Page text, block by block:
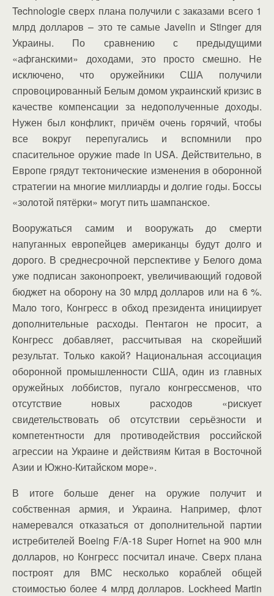
Technologie сверх плана получили с заказами всего 1
млрд долларов – это те самые Javelin и Stinger для
Украины. По сравнению с предыдущими
«афганскими» доходами, это просто смешно. Не
исключено, что оружейники США получили
спровоцированный Белым домом украинский кризис в
качестве компенсации за недополученные доходы.
Нужен был конфликт, причём очень горячий, чтобы
все вокруг перепугались и вспомнили про
спасительное оружие made in USA. Действительно, в
Европе грядут тектонические изменения в оборонной
стратегии на многие миллиарды и долгие годы. Боссы
«золотой пятёрки» могут пить шампанское.
Вооружаться самим и вооружать до смерти
напуганных европейцев американцы будут долго и
дорого. В среднесрочной перспективе у Белого дома
уже подписан законопроект, увеличивающий годовой
бюджет на оборону на 30 млрд долларов или на 6 %.
Мало того, Конгресс в обход президента инициирует
дополнительные расходы. Пентагон не просит, а
Конгресс добавляет, рассчитывая на скорейший
результат. Только какой? Национальная ассоциация
оборонной промышленности США, один из главных
оружейных лоббистов, пугало конгрессменов, что
отсутствие новых расходов «рискует
свидетельствовать об отсутствии серьёзности и
компетентности для противодействия российской
агрессии на Украине и действиям Китая в Восточной
Азии и Южно-Китайском море».
В итоге больше денег на оружие получит и
собственная армия, и Украина. Например, флот
намеревался отказаться от дополнительной партии
истребителей Boeing F/A-18 Super Hornet на 900 млн
долларов, но Конгресс посчитал иначе. Сверх плана
построят для ВМС несколько кораблей общей
стоимостью более 4 млрд долларов. Lockheed Martin